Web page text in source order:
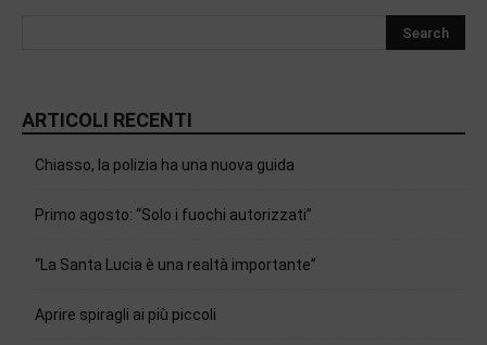
ARTICOLI RECENTI
Chiasso, la polizia ha una nuova guida
Primo agosto: “Solo i fuochi autorizzati”
“La Santa Lucia è una realtà importante”
Aprire spiragli ai più piccoli